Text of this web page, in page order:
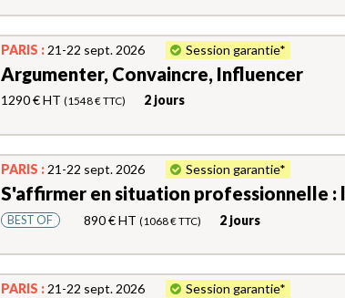
PARIS : 21-22 sept. 2026 Session garantie*
Argumenter, Convaincre, Influencer
1290 € HT (1548 € TTC) 2 jours
PARIS : 21-22 sept. 2026 Session garantie*
S'affirmer en situation professionnelle :
BEST OF 890 € HT (1068 € TTC) 2 jours
PARIS : 21-22 sept. 2026 Session garantie*